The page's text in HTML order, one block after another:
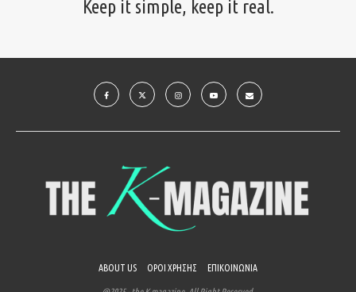
Keep it simple, keep it real.
ABOUT US ΟΡΟΙ ΧΡΗΣΗΣ ΕΠΙΚΟΙΝΩΝΙΑ